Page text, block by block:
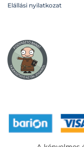
Elállási nyilatkozat